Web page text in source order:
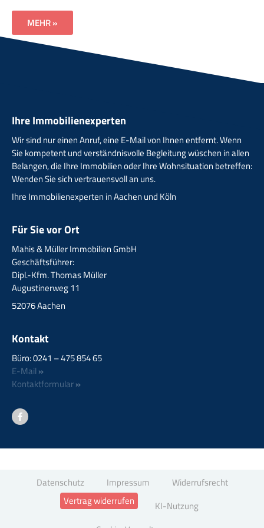
MEHR »
Ihre Immobilienexperten
Wir sind nur einen Anruf, eine E-Mail von Ihnen entfernt. Wenn
Sie kompetent und verständnisvolle Begleitung wüschen in allen
Belangen, die Ihre Immobilien oder Ihre Wohnsituation betreffen:
Wenden Sie sich vertrauensvoll an uns.
Ihre Immobilienexperten in Aachen und Köln
Für Sie vor Ort
Mahis & Müller Immobilien GmbH
Geschäftsführer:
Dipl.-Kfm. Thomas Müller
Augustinerweg 11
52076 Aachen
Kontakt
Büro: 0241 – 475 854 65
E-Mail »
Kontaktformular»
Datenschutz Impressum
Widerrufsrecht
Vertrag widerrufen
KI-Nutzung